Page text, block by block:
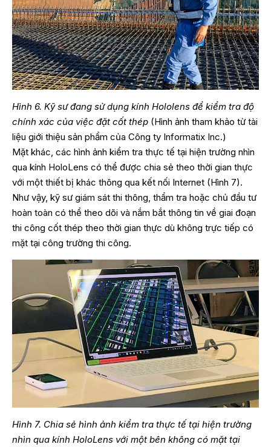
Hình 6. Kỹ sư đang sử dụng kính Hololens để kiểm tra độ
chính xác của việc đặt cốt thép (Hình ảnh tham khảo từ tài
liệu giới thiệu sản phẩm của Công ty Informatix Inc.)
Mặt khác, các hình ảnh kiểm tra thực tế tại hiện trường nhìn
qua kính HoloLens có thể được chia sẻ theo thời gian thực
với một thiết bị khác thông qua kết nối Internet (Hình 7).
Như vậy, kỹ sư giám sát thi thông, thẩm tra hoặc chủ đầu tư
hoàn toàn có thể theo dõi và nắm bắt thông tin về giai đoạn
thi công cốt thép theo thời gian thực dù không trực tiếp có
mặt tại công trường thi công.
Hình 7. Chia sẻ hình ảnh kiểm tra thực tế tại hiện trường
nhìn qua kính HoloLens với một bên không có mặt tại